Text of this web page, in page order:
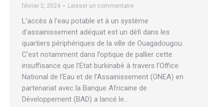
février 2, 2024
Laisser un commentaire
L’accès à l’eau potable et à un système
d’assainissement adéquat est un défi dans les
quartiers périphériques de la ville de Ouagadougou.
C’est notamment dans l’optique de pallier cette
insuffisance que l’Etat burkinabè à travers l’Office
National de l’Eau et de l’Assainissement (ONEA) en
partenariat avec la Banque Africaine de
Développement (BAD) a lancé le…